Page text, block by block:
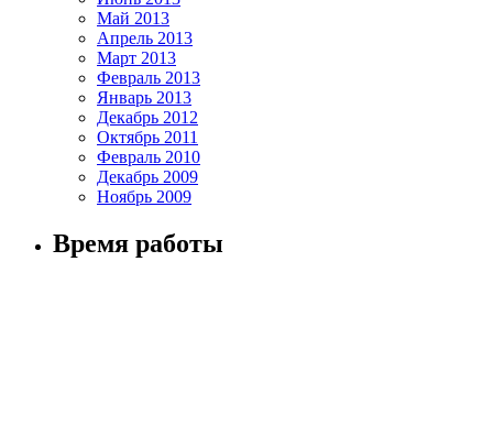
Май 2013
Апрель 2013
Март 2013
Февраль 2013
Январь 2013
Декабрь 2012
Октябрь 2011
Февраль 2010
Декабрь 2009
Ноябрь 2009
Время работы